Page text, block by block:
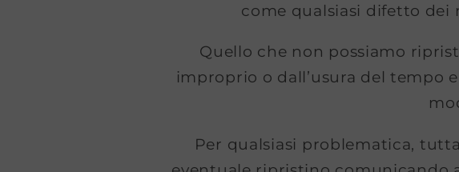
come qualsiasi difetto
Quello che non possiamo
improprio o dall’usura del tempo
Per qualsiasi problematica,